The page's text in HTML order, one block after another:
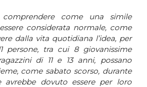
come una simile
considerata normale, come
dalla vita quotidiana l’idea, per
persone, tra cui 8 giovanissime
di 11 e 13 anni, possano
come sabato scorso, durante
avrebbe dovuto essere per loro